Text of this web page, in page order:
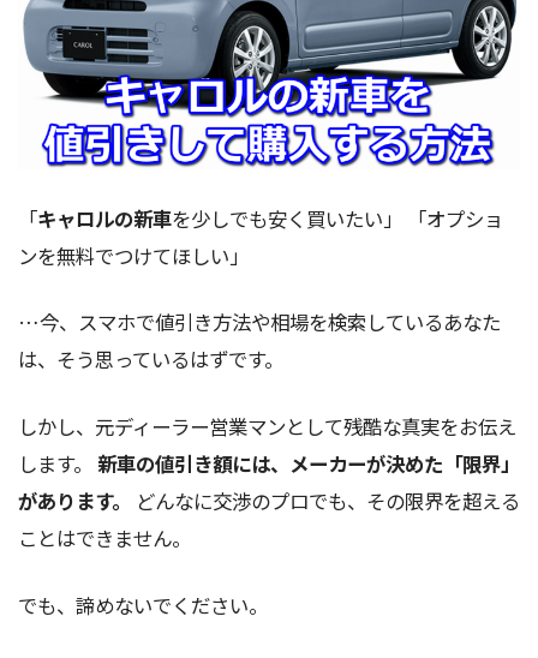
「キャロルの新車を少しでも安く買いたい」 「オプショ
ンを無料でつけてほしい」
…今、スマホで値引き方法や相場を検索しているあなた
は、そう思っているはずです。
しかし、元ディーラー営業マンとして残酷な真実をお伝え
します。 新車の値引き額には、メーカーが決めた「限界」
があります。
どんなに交渉のプロでも、その限界を超える
ことはできません。
でも、諦めないでください。